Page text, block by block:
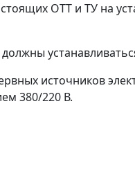
ОТТ и ТУ на
источников
380/220 В.